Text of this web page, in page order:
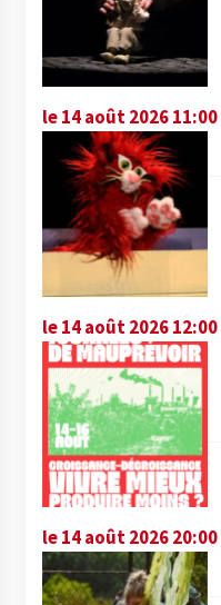
le 14 août 2026 11:00
le 14 août 2026 12:00
le 14 août 2026 20:00